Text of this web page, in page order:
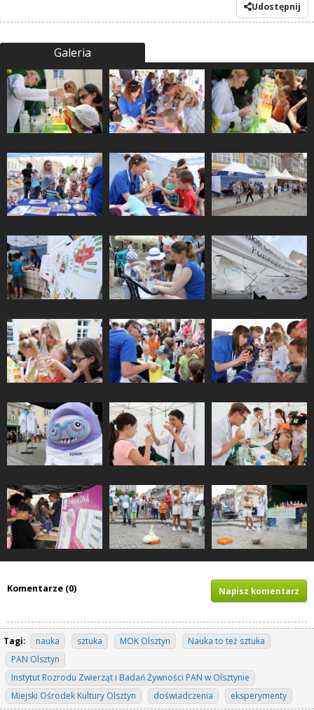
Udostępnij
Galeria
Komentarze (0) Napisz komentarz
Tagi: nauka sztuka MOK Olsztyn
Nauka to też sztuka
PAN Olsztyn
Instytut Rozrodu Zwierząt i Badań Żywności PAN w Olsztynie
Miejski Ośrodek Kultury Olsztyn
doświadczenia eksperymenty